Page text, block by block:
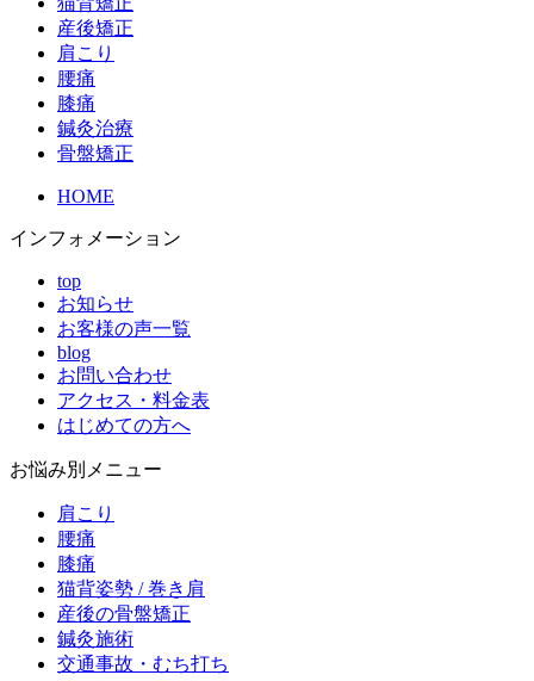
産後矯正
肩こり
腰痛
膝痛
鍼灸治療
骨盤矯正
HOME
インフォメーション
top
お知らせ
お客様の声一覧
blog
お問い合わせ
アクセス・料金表
はじめての方へ
お悩み別メニュー
肩こり
腰痛
膝痛
猫背姿勢 / 巻き肩
産後の骨盤矯正
鍼灸施術
交通事故・むち打ち